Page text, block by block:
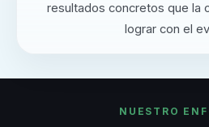
resultados concretos que la
lograr con el
NUESTRO